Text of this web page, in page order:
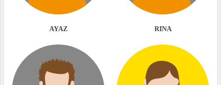
AYAZ RINA